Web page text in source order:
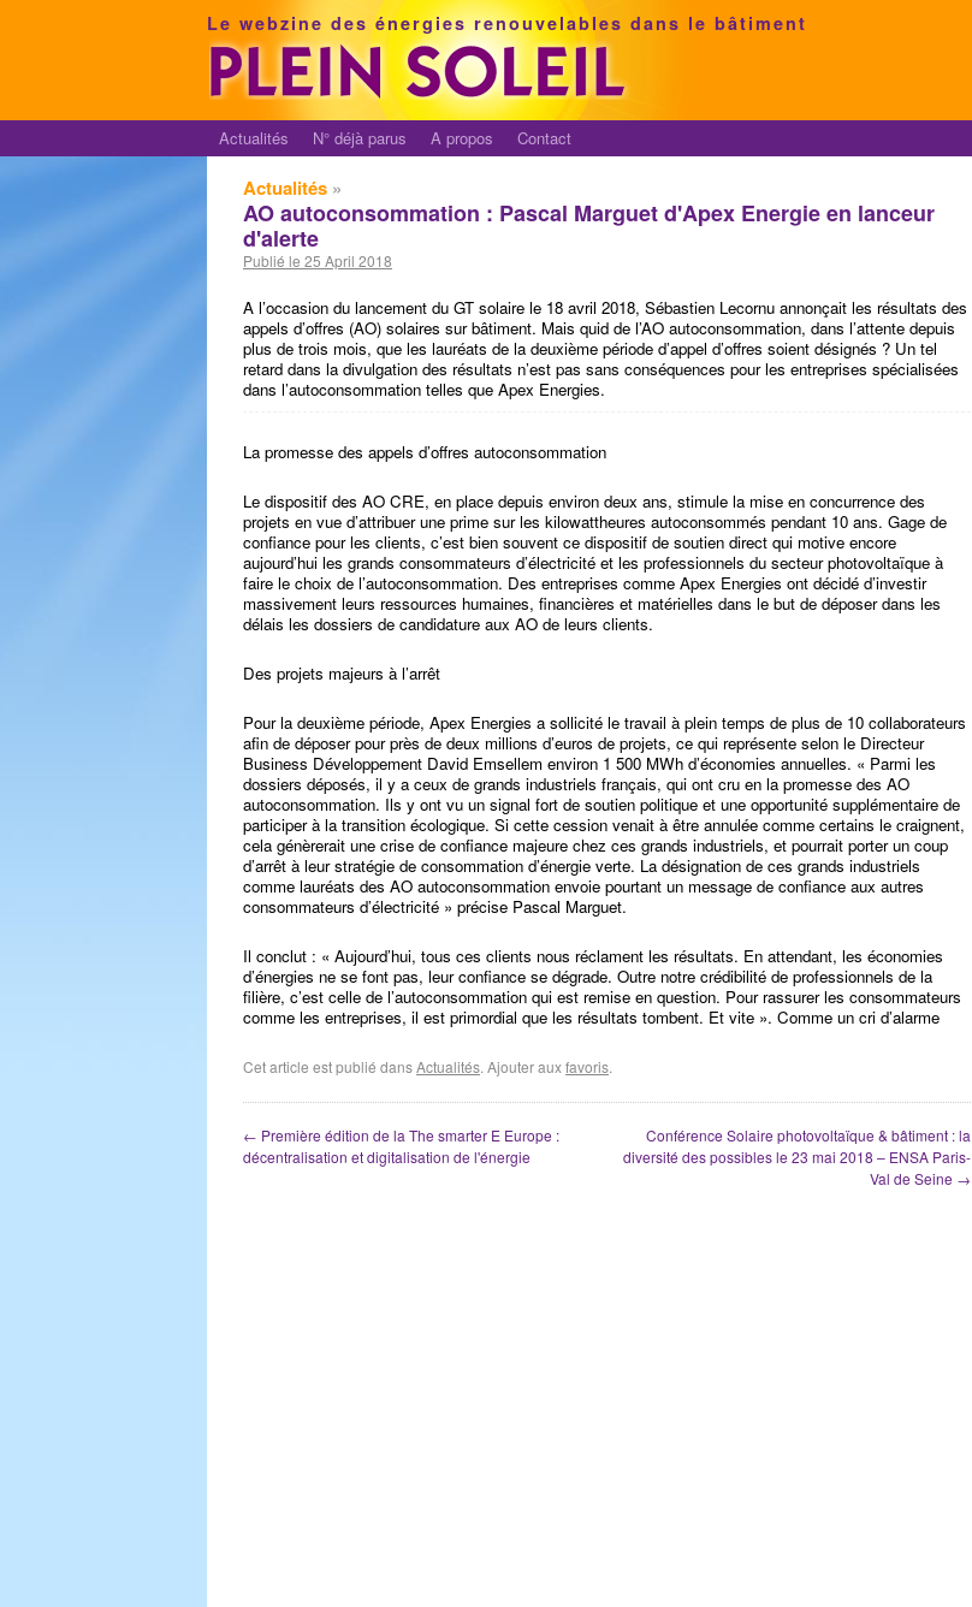
Le webzine des énergies renouvelables dans le bâtiment
Actualités N° déjà parus A propos Contact
Actualités »
AO autoconsommation : Pascal Marguet d'Apex Energie en lanceur
d'alerte
Publié le 25 April 2018
A l’occasion du lancement du GT solaire le 18 avril 2018, Sébastien Lecornu annonçait les résultats des
appels d’offres (AO) solaires sur bâtiment. Mais quid de l’AO autoconsommation, dans l’attente depuis
plus de trois mois, que les lauréats de la deuxième période d’appel d’offres soient désignés ? Un tel
retard dans la divulgation des résultats n’est pas sans conséquences pour les entreprises spécialisées
dans l’autoconsommation telles que Apex Energies.
La promesse des appels d’offres autoconsommation
Le dispositif des AO CRE, en place depuis environ deux ans, stimule la mise en concurrence des
projets en vue d’attribuer une prime sur les kilowattheures autoconsommés pendant 10 ans. Gage de
confiance pour les clients, c’est bien souvent ce dispositif de soutien direct qui motive encore
aujourd’hui les grands consommateurs d’électricité et les professionnels du secteur photovoltaïque à
faire le choix de l’autoconsommation. Des entreprises comme Apex Energies ont décidé d’investir
massivement leurs ressources humaines, financières et matérielles dans le but de déposer dans les
délais les dossiers de candidature aux AO de leurs clients.
Des projets majeurs à l’arrêt
Pour la deuxième période, Apex Energies a sollicité le travail à plein temps de plus de 10 collaborateurs
afin de déposer pour près de deux millions d’euros de projets, ce qui représente selon le Directeur
Business Développement David Emsellem environ 1 500 MWh d’économies annuelles. « Parmi les
dossiers déposés, il y a ceux de grands industriels français, qui ont cru en la promesse des AO
autoconsommation. Ils y ont vu un signal fort de soutien politique et une opportunité supplémentaire de
participer à la transition écologique. Si cette cession venait à être annulée comme certains le craignent,
cela génèrerait une crise de confiance majeure chez ces grands industriels, et pourrait porter un coup
d’arrêt à leur stratégie de consommation d’énergie verte. La désignation de ces grands industriels
comme lauréats des AO autoconsommation envoie pourtant un message de confiance aux autres
consommateurs d’électricité » précise Pascal Marguet.
Il conclut : « Aujourd’hui, tous ces clients nous réclament les résultats. En attendant, les économies
d’énergies ne se font pas, leur confiance se dégrade. Outre notre crédibilité de professionnels de la
filière, c’est celle de l’autoconsommation qui est remise en question. Pour rassurer les consommateurs
comme les entreprises, il est primordial que les résultats tombent. Et vite ». Comme un cri d’alarme
Cet article est publié dansActualités. Ajouter auxfavoris.
← Première édition de la The smarter E Europe :
décentralisation et digitalisation de l'énergie
Conférence Solaire photovoltaïque & bâtiment : la
diversité des possibles le 23 mai 2018 – ENSA Paris-
Val de Seine →